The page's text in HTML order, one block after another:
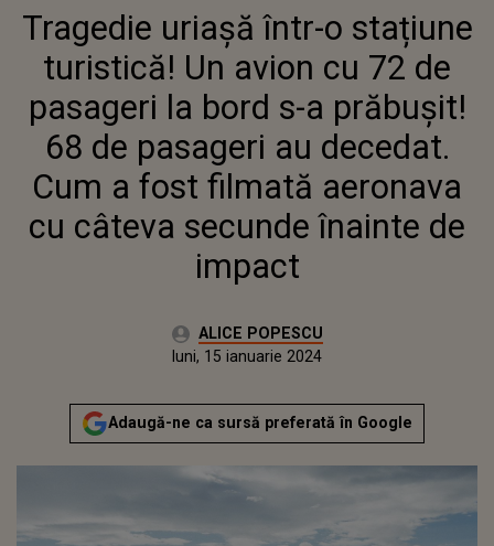
STAȚIUNE TURISTICĂ! UN AVION
CU 72 DE PASAGERI LA BORD S-A
PRĂBUȘIT! 68 DE PASAGERI AU
DECEDAT. CUM A FOST FILMATĂ
AERONAVA CU CÂTEVA SECUNDE
ÎNAINTE DE IMPACT
Tragedie uriașă într-o stațiune
turistică! Un avion cu 72 de
pasageri la bord s-a prăbușit!
68 de pasageri au decedat.
Cum a fost filmată aeronava
cu câteva secunde înainte de
impact
Autor:ALICE POPESCU
duminică, 15 ianuarie 2023Actualizat:
luni, 15 ianuarie 2024
Adaugă-ne ca sursă preferată în Google